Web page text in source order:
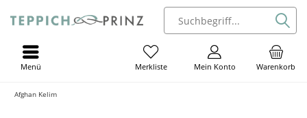
Warenkorb
Mein Konto
Merkliste
Menü
Afghan Kelim